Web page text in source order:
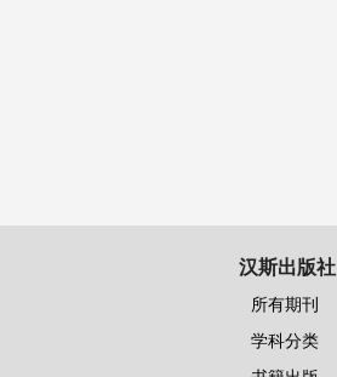
汉斯出版社
所有期刊
学科分类